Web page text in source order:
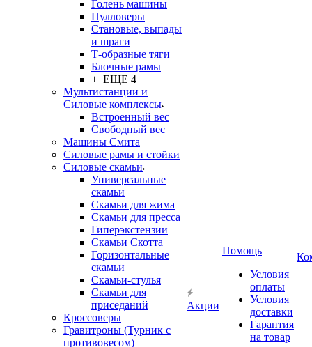
Голень машины
Пулловеры
Становые, выпады
и шраги
Т-образные тяги
Блочные рамы
+ ЕЩЕ 4
Мультистанции и
Силовые комплексы
Встроенный вес
Свободный вес
Машины Смита
Силовые рамы и стойки
Силовые скамьи
Универсальные
скамьи
Скамьи для жима
Скамьи для пресса
Гиперэкстензии
Скамьи Скотта
Горизонтальные
скамьи
Скамьи-стулья
Скамьи для
приседаний
Кроссоверы
Гравитроны (Турник с
противовесом)
Акции
Помощь
Условия
оплаты
Условия
доставки
Гарантия
на товар